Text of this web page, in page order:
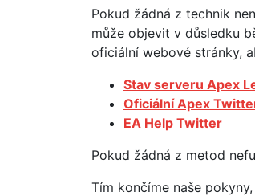
Pokud žádná z technik
může objevit v důsledku
oficiální webové stránky,
Stav serveru Apex
Oficiální Apex
EA Help Twitter
Pokud žádná z metod
Tím končíme naše